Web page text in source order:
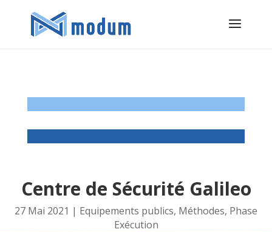
Centre de Sécurité Galileo
27 Mai 2021 | Equipements publics, Méthodes, Phase
Exécution